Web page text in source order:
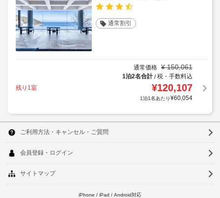
通常割引
通常価格 ¥ 150,061
1泊2名合計/税・手数料込
残り1室
¥120,107
1泊1名あたり¥60,054